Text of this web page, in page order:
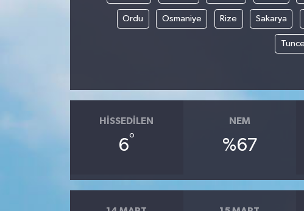
Ordu Osmaniye Rize Sakarya
HISSEDILEN
6°
NEM
%67